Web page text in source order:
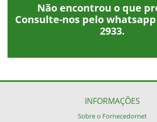
Não encontrou o que
Consulte-nos pelo whatsapp
2933.
INFORMAÇÕES
Sobre o Fornecedornet